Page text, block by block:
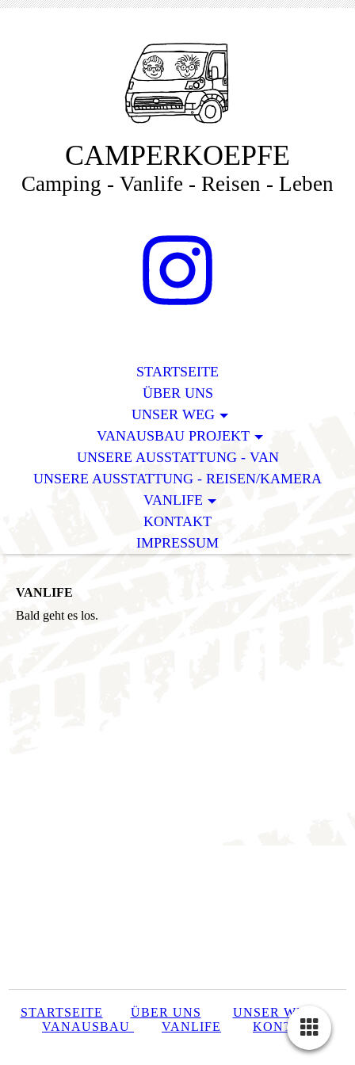
CAMPERKOEPFE
Camping - Vanlife - Reisen - Leben
STARTSEITE
ÜBER UNS
UNSER WEG
VANAUSBAU PROJEKT
UNSERE AUSSTATTUNG - VAN
UNSERE AUSSTATTUNG - REISEN/KAMERA
VANLIFE
KONTAKT
IMPRESSUM
VANLIFE
Bald geht es los.
STARTSEITE ÜBER UNS
UNSER WEG
VANAUSBAU
VANLIFE KONTAKT